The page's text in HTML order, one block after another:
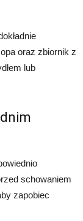
oraz zbiornik z
lub
schowaniem
zapobiec